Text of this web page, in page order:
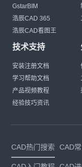
GstarBIM
浩辰CAD 365
浩辰CAD看图王
技术支持
安装注册文档
学习帮助文档
产品视频教程
经验技巧资讯
CAD热门搜索 CAD